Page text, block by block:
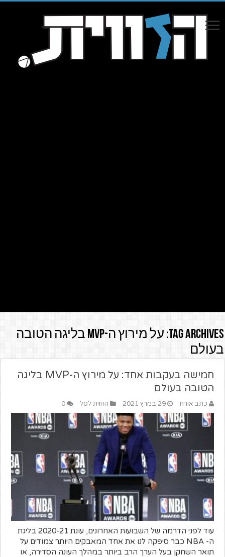
Tag Archives:
על מירוץ ה-MVP בליגה הטובה
בעולם
חמישה בעקבות אחד: על מירוץ ה-MVP בליגה
הטובה בעולם
כתב אורח 29 במרץ 2021 הזווית לסל 0
עוד לפני הדרמה של השבועות האחרונים, עונת 2020-21 בליגת
ה- NBA כבר סיפקה לנו את אחד המאבקים היותר צמודים על
תואר השחקן בעל הערך הרב ביותר במהלך העונה הסדירה, או